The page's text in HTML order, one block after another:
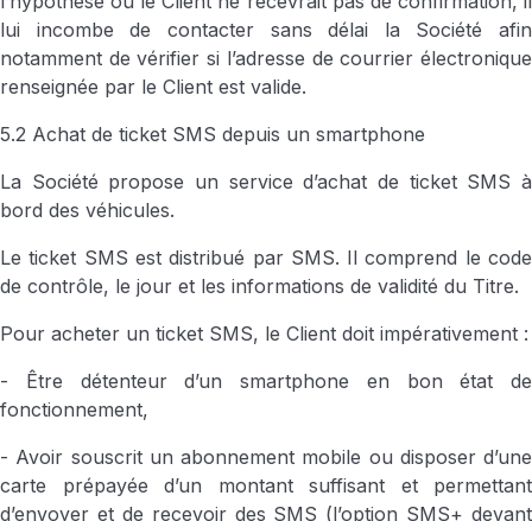
lui incombe de contacter sans délai la Société afin
notamment de vérifier si l’adresse de courrier électronique
renseignée par le Client est valide.
5.2 Achat de ticket SMS depuis un smartphone
La Société propose un service d’achat de ticket SMS à
bord des véhicules.
Le ticket SMS est distribué par SMS. Il comprend le code
de contrôle, le jour et les informations de validité du Titre.
Pour acheter un ticket SMS, le Client doit impérativement :
- Être détenteur d’un smartphone en bon état de
fonctionnement,
- Avoir souscrit un abonnement mobile ou disposer d’une
carte prépayée d’un montant suffisant et permettant
d’envoyer et de recevoir des SMS (l’option SMS+ devant